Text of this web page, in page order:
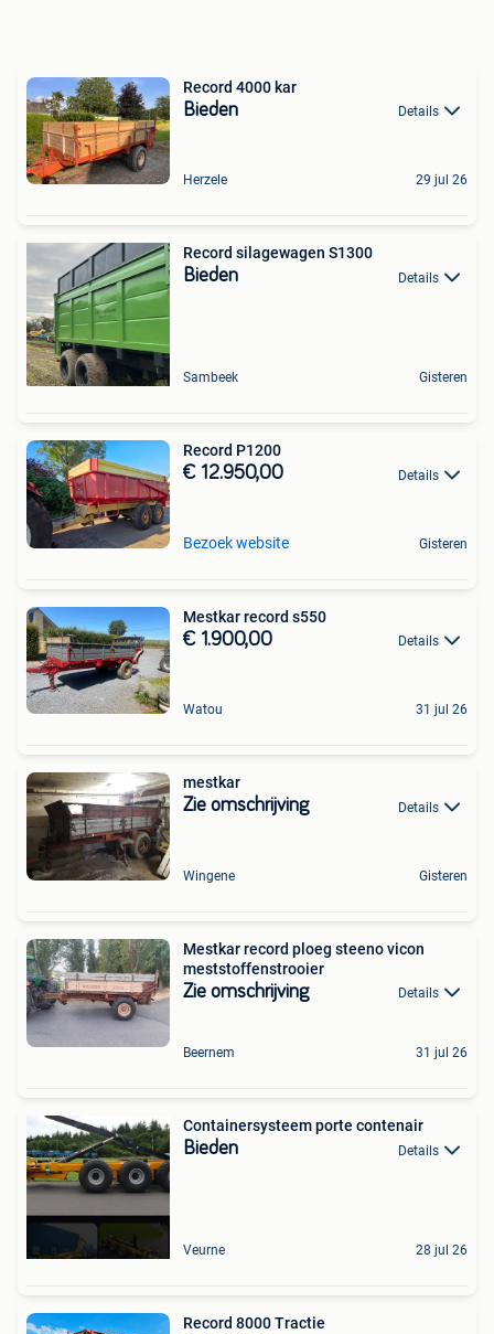
Record 4000 kar
Bieden Details
Herzele 29 jul 26
Record silagewagen S1300
Bieden Details
Sambeek Gisteren
Record P1200
€ 12.950,00 Details
Bezoek website Gisteren
Mestkar record s550
€ 1.900,00 Details
Watou 31 jul 26
mestkar
Zie omschrijving Details
Wingene Gisteren
Mestkar record ploeg steeno vicon
meststoffenstrooier
Zie omschrijving Details
Beernem 31 jul 26
Containersysteem porte contenair
Bieden Details
Veurne 28 jul 26
Record 8000 Tractie